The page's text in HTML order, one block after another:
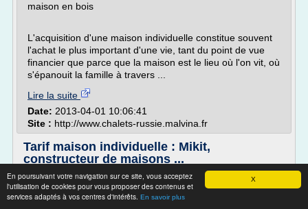
X
En poursuivant votre navigation sur ce site, vous acceptez
l'utilisation de cookies pour vous proposer des contenus et
services adaptés à vos centres d'intérêts. En savoir plus
maison en bois
L'acquisition d'une maison individuelle constitue souvent
l'achat le plus important d'une vie, tant du point de vue
financier que parce que la maison est le lieu où l'on vit, où
s'épanouit la famille à travers ...
Lire la suite
Date: 2013-04-01 10:06:41
Site : http://www.chalets-russie.malvina.fr
Tarif maison individuelle : Mikit,
constructeur de maisons ...
Bases tarifaires maison individuelle